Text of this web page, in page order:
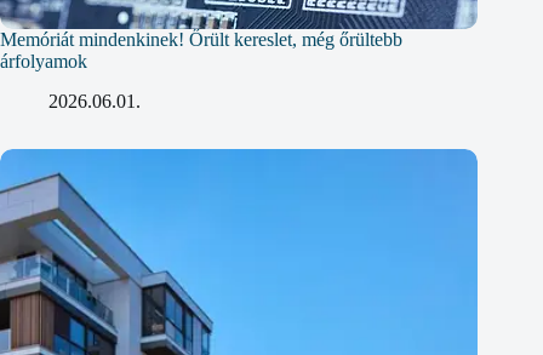
Memóriát mindenkinek! Őrült kereslet, még őrültebb
árfolyamok
2026.06.01.